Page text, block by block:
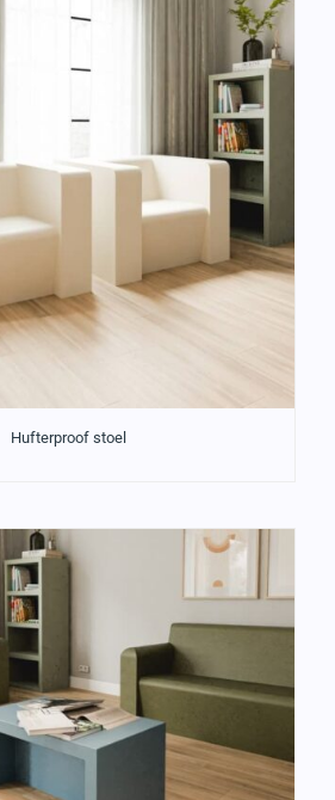
Hufterproof stoel